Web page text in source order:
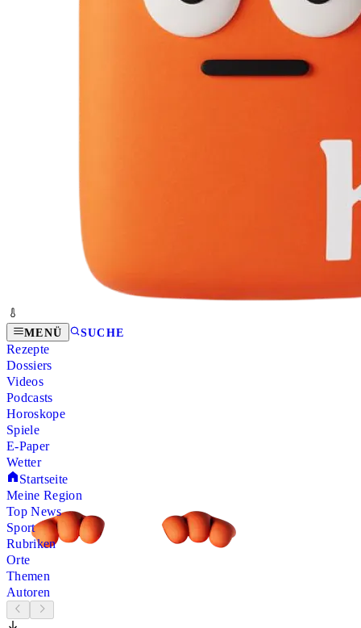
MENÜ SUCHE
Rezepte
Dossiers
Videos
Podcasts
Horoskope
Spiele
E-Paper
Wetter
Startseite
Meine Region
Top News
Sport
Rubriken
Orte
Themen
Autoren